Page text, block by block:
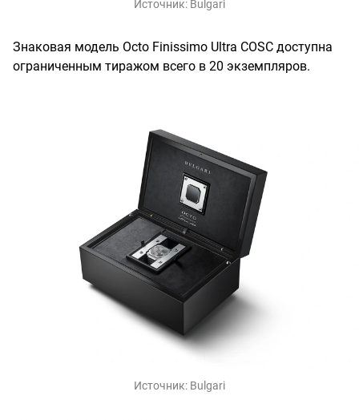
Источник: Bulgari
Знаковая модель Octo Finissimo Ultra COSC доступна
ограниченным тиражом всего в 20 экземпляров.
Источник: Bulgari